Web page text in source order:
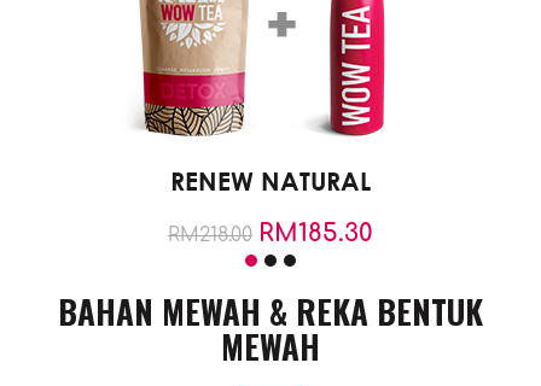
RENEW NATURAL
RM218.00 RM185.30
BAHAN MEWAH & REKA BENTUK
MEWAH